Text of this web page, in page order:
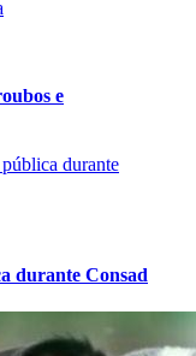
e
durante Consad